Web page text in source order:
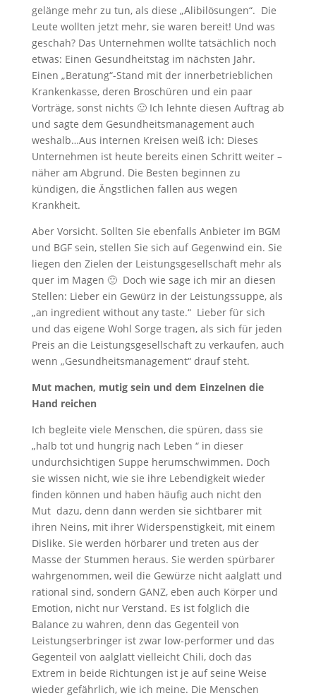
gelänge mehr zu tun, als diese „Alibilösungen“. Die
Leute wollten jetzt mehr, sie waren bereit! Und was
geschah? Das Unternehmen wollte tatsächlich noch
etwas: Einen Gesundheitstag im nächsten Jahr.
Einen „Beratung“-Stand mit der innerbetrieblichen
Krankenkasse, deren Broschüren und ein paar
Vorträge, sonst nichts 🙂 Ich lehnte diesen Auftrag ab
und sagte dem Gesundheitsmanagement auch
weshalb…Aus internen Kreisen weiß ich: Dieses
Unternehmen ist heute bereits einen Schritt weiter –
näher am Abgrund. Die Besten beginnen zu
kündigen, die Ängstlichen fallen aus wegen
Krankheit.
Aber Vorsicht. Sollten Sie ebenfalls Anbieter im BGM
und BGF sein, stellen Sie sich auf Gegenwind ein. Sie
liegen den Zielen der Leistungsgesellschaft mehr als
quer im Magen 🙂 Doch wie sage ich mir an diesen
Stellen: Lieber ein Gewürz in der Leistungssuppe, als
„an ingredient without any taste.“ Lieber für sich
und das eigene Wohl Sorge tragen, als sich für jeden
Preis an die Leistungsgesellschaft zu verkaufen, auch
wenn „Gesundheitsmanagement“ drauf steht.
Mut machen, mutig sein und dem Einzelnen die
Hand reichen
Ich begleite viele Menschen, die spüren, dass sie
„halb tot und hungrig nach Leben “ in dieser
undurchsichtigen Suppe herumschwimmen. Doch
sie wissen nicht, wie sie ihre Lebendigkeit wieder
finden können und haben häufig auch nicht den
Mut dazu, denn dann werden sie sichtbarer mit
ihren Neins, mit ihrer Widerspenstigkeit, mit einem
Dislike. Sie werden hörbarer und treten aus der
Masse der Stummen heraus. Sie werden spürbarer
wahrgenommen, weil die Gewürze nicht aalglatt und
rational sind, sondern GANZ, eben auch Körper und
Emotion, nicht nur Verstand. Es ist folglich die
Balance zu wahren, denn das Gegenteil von
Leistungserbringer ist zwar low-performer und das
Gegenteil von aalglatt vielleicht Chili, doch das
Extrem in beide Richtungen ist je auf seine Weise
wieder gefährlich, wie ich meine. Die Menschen